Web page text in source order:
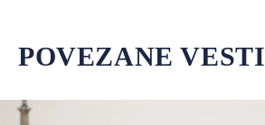
POVEZANE VESTI